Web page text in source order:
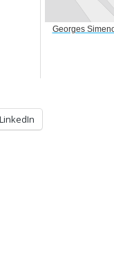
Georges
LinkedIn